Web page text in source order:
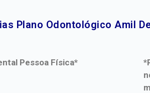
Plano Odontológico Amil
Pessoa Física*